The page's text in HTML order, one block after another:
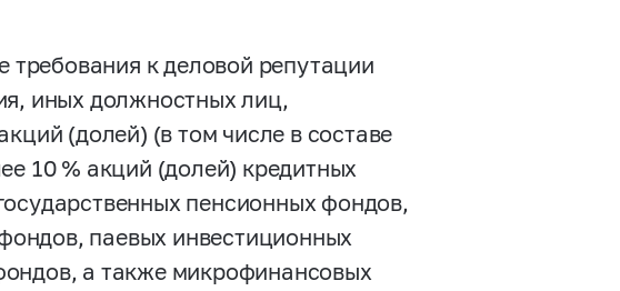
требования к деловой репутации
иных должностных лиц,
(долей) (в том числе в составе
10 % акций (долей) кредитных
пенсионных фондов,
паевых инвестиционных
а также микрофинансовых